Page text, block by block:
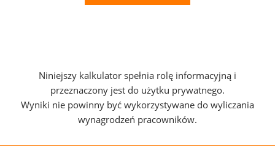
Niniejszy kalkulator spełnia rolę informacyjną i
przeznaczony jest do użytku prywatnego.
Wyniki nie powinny być wykorzystywane do wyliczania
wynagrodzeń pracowników.